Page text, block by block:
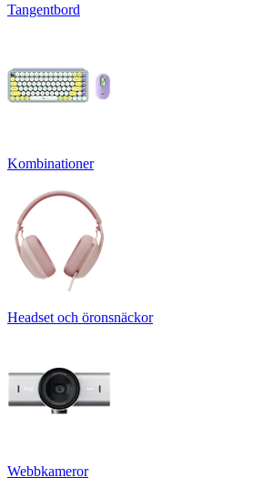
Tangentbord
Kombinationer
Headset och öronsnäckor
Webbkameror